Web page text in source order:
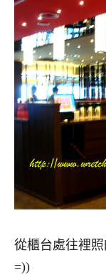
從櫃台處往裡
=))